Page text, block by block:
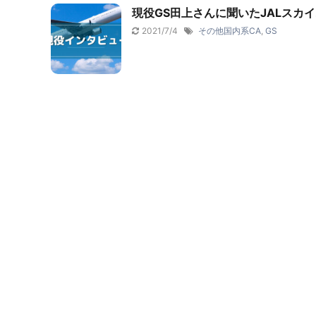
現役GS田上さんに聞いたJALスカ
2021/7/4 その他国内系CA, GS